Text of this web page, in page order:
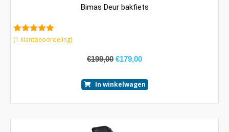
Bimas Deur bakfiets
5.00van 5
(1 klantbeoordeling)
€199,00 €179,00
In winkelwagen